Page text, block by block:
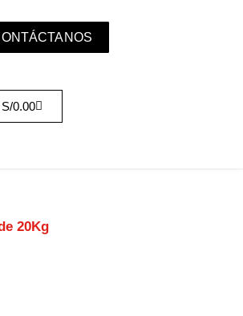
S/0.00
20Kg